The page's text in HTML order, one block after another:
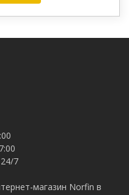
7
магазин Norfin в